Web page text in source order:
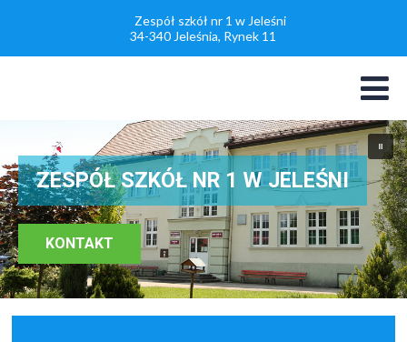
Zespół szkół nr 1 w Jeleśni
34-340 Jeleśnia, Rynek 11
ZESPÓŁ SZKÓŁ NR 1 W JELEŚNI
KONTAKT
Sala gimnastyczna
w Z.S. nr1 w Jeleśni